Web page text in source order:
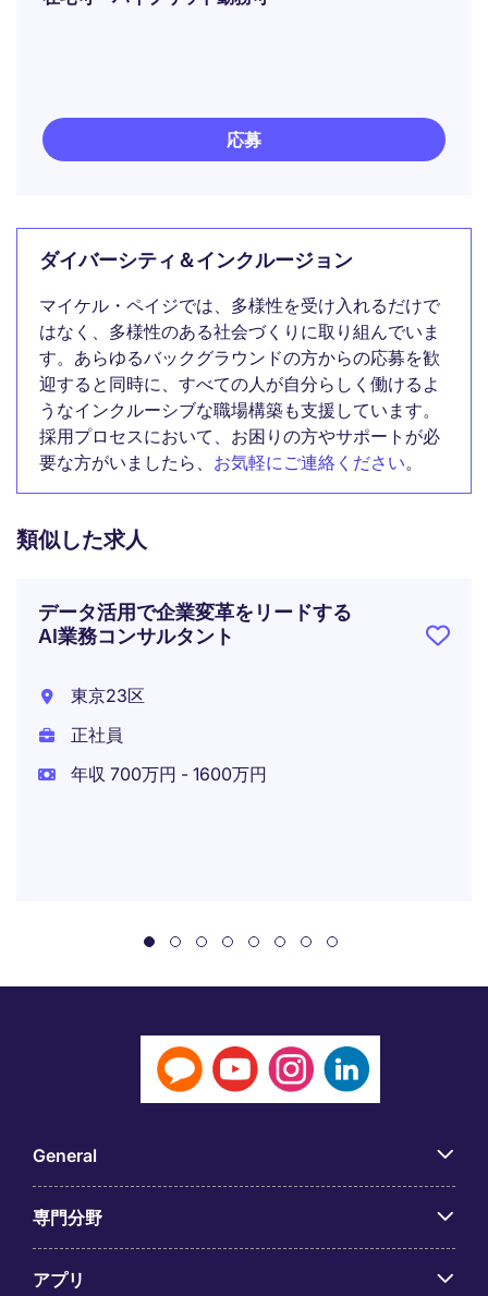
応募
ダイバーシティ＆インクルージョン
マイケル・ペイジでは、多様性を受け入れるだけで
はなく、多様性のある社会づくりに取り組んでいま
す。あらゆるバックグラウンドの方からの応募を歓
迎すると同時に、すべての人が自分らしく働けるよ
うなインクルーシブな職場構築も支援しています。
採用プロセスにおいて、お困りの方やサポートが必
要な方がいましたら、 お気軽にご連絡ください。
類似した求人
データ活用で企業変革をリードする
AI業務コンサルタント
東京23区
正社員
年収 700万円 - 1600万円
General
専門分野
アプリ